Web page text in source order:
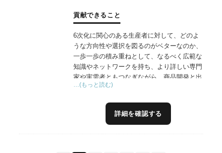
貢献できること
6次化に関心のある生産者に対して、どのよ
うな方向性や選択を図るのがベターなのか、
一歩一歩の積み重ねとして、なるべく広範な
知識やネットワークを持ち、より詳しい専門
家や実需者ともつなぎながら、商品開発と出
口作りを一気通貫してお手伝いしています。
から、どのように消費者や実需者に各生産者
の商品やこだわり特徴を伝えていくか、
…(もっと読む)
詳細を確認する